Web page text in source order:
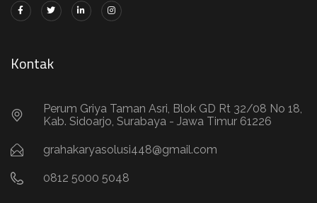
Kontak
Perum Griya Taman Asri, Blok GD Rt 32/08 No 18,
Kab. Sidoarjo, Surabaya - Jawa Timur 61226
grahakaryasolusi448@gmail.com
0812 5000 5048